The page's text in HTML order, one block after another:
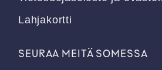
Lahjakortti
SEURAA MEITÄ SOMESSA